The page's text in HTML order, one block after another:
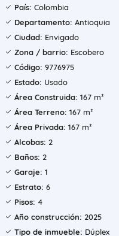
País: Colombia
Departamento: Antioquia
Ciudad: Envigado
Zona / barrio: Escobero
Código: 9776975
Estado: Usado
Área Construida: 167 m²
Área Terreno: 167 m²
Área Privada: 167 m²
Alcobas: 2
Baños: 2
Garaje: 1
Estrato: 6
Pisos: 4
Año construcción: 2025
Tipo de inmueble: Dúplex